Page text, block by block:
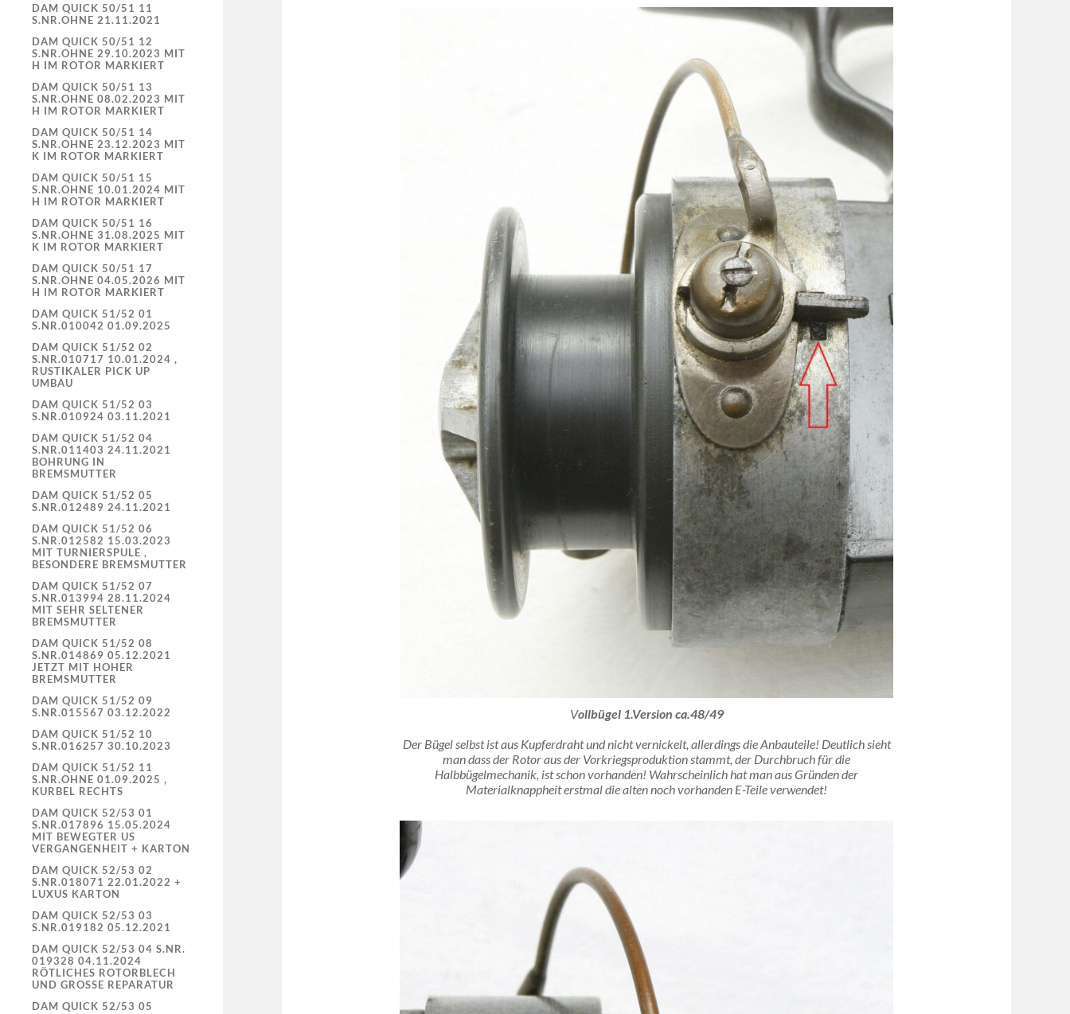
DAM QUICK 50/51 11
S.NR.OHNE 21.11.2021
DAM QUICK 50/51 12
S.NR.OHNE 29.10.2023 MIT
H IM ROTOR MARKIERT
DAM QUICK 50/51 13
S.NR.OHNE 08.02.2023 MIT
H IM ROTOR MARKIERT
DAM QUICK 50/51 14
S.NR.OHNE 23.12.2023 MIT
K IM ROTOR MARKIERT
DAM QUICK 50/51 15
S.NR.OHNE 10.01.2024 MIT
H IM ROTOR MARKIERT
DAM QUICK 50/51 16
S.NR.OHNE 31.08.2025 MIT
K IM ROTOR MARKIERT
DAM QUICK 50/51 17
S.NR.OHNE 04.05.2026 MIT
H IM ROTOR MARKIERT
DAM QUICK 51/52 01
S.NR.010042 01.09.2025
DAM QUICK 51/52 02
S.NR.010717 10.01.2024 ,
RUSTIKALER PICK UP
UMBAU
DAM QUICK 51/52 03
S.NR.010924 03.11.2021
DAM QUICK 51/52 04
S.NR.011403 24.11.2021
BOHRUNG IN
BREMSMUTTER
DAM QUICK 51/52 05
S.NR.012489 24.11.2021
DAM QUICK 51/52 06
S.NR.012582 15.03.2023
MIT TURNIERSPULE ,
BESONDERE BREMSMUTTER
DAM QUICK 51/52 07
S.NR.013994 28.11.2024
MIT SEHR SELTENER
BREMSMUTTER
DAM QUICK 51/52 08
S.NR.014869 05.12.2021
JETZT MIT HOHER
BREMSMUTTER
DAM QUICK 51/52 09
S.NR.015567 03.12.2022
DAM QUICK 51/52 10
S.NR.016257 30.10.2023
DAM QUICK 51/52 11
S.NR.OHNE 01.09.2025 ,
KURBEL RECHTS
DAM QUICK 52/53 01
S.NR.017896 15.05.2024
MIT BEWEGTER US
VERGANGENHEIT + KARTON
DAM QUICK 52/53 02
S.NR.018071 22.01.2022 +
LUXUS KARTON
DAM QUICK 52/53 03
S.NR.019182 05.12.2021
DAM QUICK 52/53 04 S.NR.
019328 04.11.2024
RÖTLICHES ROTORBLECH
UND GROSSE REPARATUR
DAM QUICK 52/53 05
Vollbügel 1.Version ca.48/49
Der Bügel selbst ist aus Kupferdraht und nicht vernickelt, allerdings die Anbauteile! Deutlich sieht
man dass der Rotor aus der Vorkriegsproduktion stammt, der Durchbruch für die
Halbbügelmechanik, ist schon vorhanden! Wahrscheinlich hat man aus Gründen der
Materialknappheit erstmal die alten noch vorhanden E-Teile verwendet!